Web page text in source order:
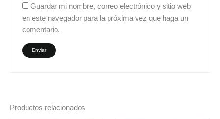
Guardar mi nombre, correo electrónico y sitio web
en este navegador para la próxima vez que haga un
comentario.
Productos relacionados